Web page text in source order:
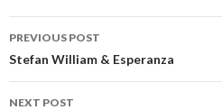
Post
navigation
PREVIOUS POST
Stefan William & Esperanza
NEXT POST